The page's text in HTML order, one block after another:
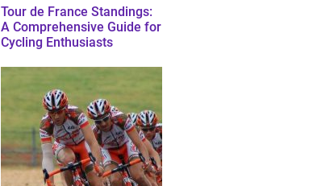
Tour de France Standings:
A Comprehensive Guide for
Cycling Enthusiasts